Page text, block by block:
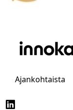
Ajankohtaista